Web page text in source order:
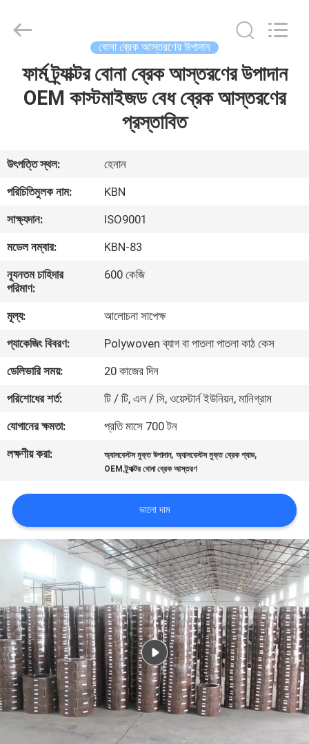
বাড়ি
আমাদের
সম্পর্কে
কারখানা
ভ্রমণ
নিয়ন্ত্রণ
যোগাযোগ
করুন
উদ্ধৃতির
জন্য
সাইট
PRIVACY
POLICY
বোনা ব্রেক আস্তরণের উপাদান
ফার্ম ট্র্যাক্টর বোনা ব্রেক আস্তরণের উপাদান
OEM কাস্টমাইজড বেধ ব্রেক আস্তরণের
প্রস্তাবিত
উৎপত্তি স্থল:
হেনান
পরিচিতিমুলক নাম:
KBN
সাক্ষ্যদান:
ISO9001
মডেল নম্বার:
KBN-83
ন্যূনতম চাহিদার
পরিমাণ:
600 কেজি
মূল্য:
আলোচনা সাপেক্ষ
প্যাকেজিং বিবরণ:
Polywoven ব্যাগ বা পাতলা পাতলা কাঠ কেস
ডেলিভারি সময়:
20 কাজের দিন
পরিশোধের শর্ত:
টি / টি, এল / সি, ওয়েস্টার্ন ইউনিয়ন, মানিগ্রাম
যোগানের ক্ষমতা:
প্রতি মাসে 700 টন
লক্ষণীয় করা:
অ্যাসবেস্টস মুক্ত উপাদান,অ্যাসবেস্টস মুক্ত ব্রেক প্যাড,
OEM ট্র্যাক্টর বোনা ব্রেক আস্তরণ
ভালো দাম